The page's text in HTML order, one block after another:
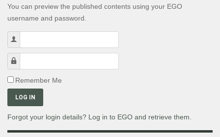
You can preview the published contents using your EGO
username and password.
Remember Me
LOG IN
Forgot your login details? Log in to EGO and retrieve them.